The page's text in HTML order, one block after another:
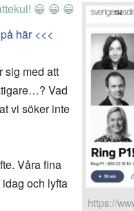
https://
😀 😀 😀
här <<<
sig med att
Vad
vi söker inte
Våra fina
och lyfta